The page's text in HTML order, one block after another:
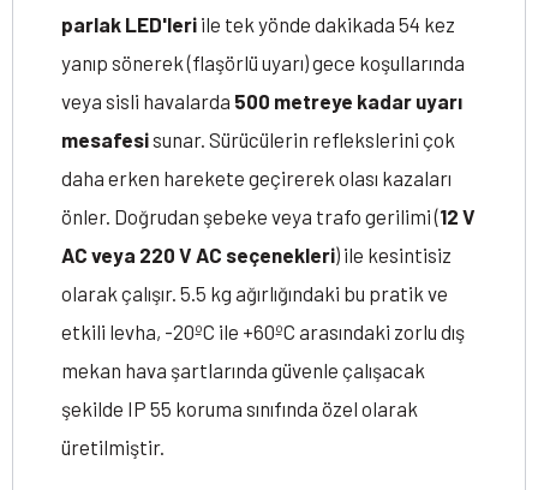
parlak LED'leri ile tek yönde dakikada 54 kez
yanıp sönerek (flaşörlü uyarı) gece koşullarında
veya sisli havalarda 500 metreye kadar uyarı
mesafesisunar. Sürücülerin reflekslerini çok
daha erken harekete geçirerek olası kazaları
önler. Doğrudan şebeke veya trafo gerilimi (12 V
AC veya 220 V AC seçenekleri) ile kesintisiz
olarak çalışır. 5.5 kg ağırlığındaki bu pratik ve
etkili levha, -20ºC ile +60ºC arasındaki zorlu dış
mekan hava şartlarında güvenle çalışacak
şekilde IP 55 koruma sınıfında özel olarak
üretilmiştir.